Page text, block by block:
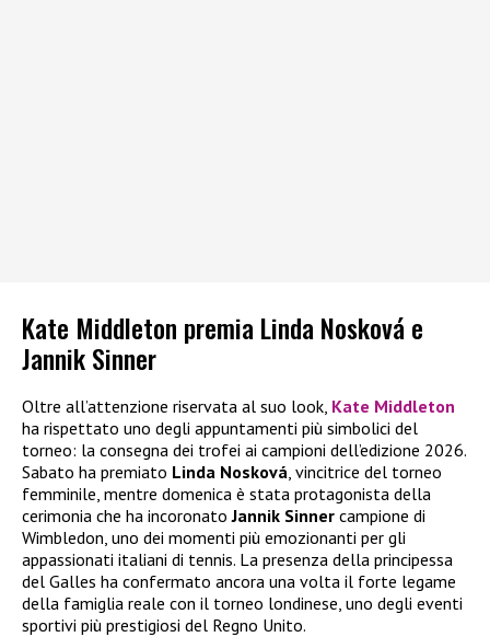
Kate Middleton premia Linda Nosková e
Jannik Sinner
Oltre all’attenzione riservata al suo look, Kate Middleton
ha rispettato uno degli appuntamenti più simbolici del
torneo: la consegna dei trofei ai campioni dell’edizione 2026.
Sabato ha premiato Linda Nosková , vincitrice del torneo
femminile, mentre domenica è stata protagonista della
cerimonia che ha incoronatoJannik Sinner campione di
Wimbledon, uno dei momenti più emozionanti per gli
appassionati italiani di tennis. La presenza della principessa
del Galles ha confermato ancora una volta il forte legame
della famiglia reale con il torneo londinese, uno degli eventi
sportivi più prestigiosi del Regno Unito.